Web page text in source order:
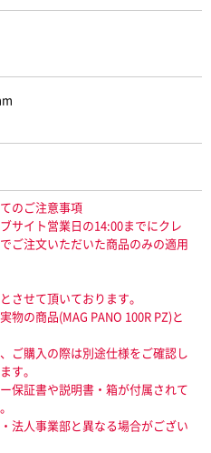
のご注意事項
サイト営業日の14:00までにクレ
ご注文いただいた商品のみの適用
せて頂いております。
の商品(MAG PANO 100R PZ)と
ご購入の際は別途仕様をご確認し
す。
保証書や説明書・箱が付属されて
法人事業部と異なる場合がござい